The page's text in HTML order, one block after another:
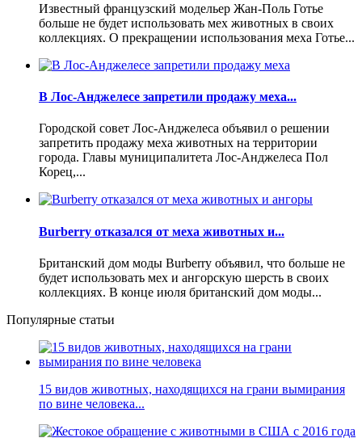
Известный французский модельер Жан-Поль Готье
больше не будет использовать мех животных в своих
коллекциях. О прекращении использования меха Готье...
В Лос-Анджелесе запретили продажу меха...
Городской совет Лос-Анджелеса объявил о решении
запретить продажу меха животных на территории
города. Главы муниципалитета Лос-Анджелеса Пол
Корец,...
Burberry отказался от меха животных и...
Британский дом моды Burberry объявил, что больше не
будет использовать мех и ангорскую шерсть в своих
коллекциях. В конце июля британский дом моды...
Популярные статьи
15 видов животных, находящихся на грани вымирания
по вине человека...